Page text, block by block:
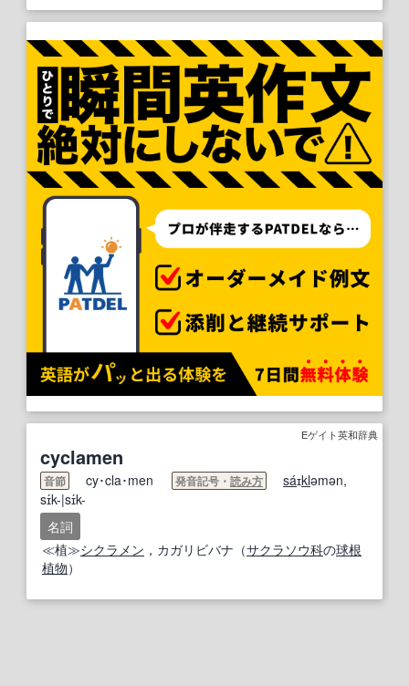
Eゲイト英和辞典
cyclamen
音節 cy･cla･men 発音記号・ 読み方 sáɪkləmən,
sɪ́k-|sɪ́k-
名詞
≪植≫シクラメン ，カガリビバナ（サクラソウ科の球根
植物）